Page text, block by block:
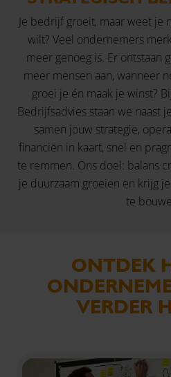
Je bedrijf groeit, maar weet je
wilt? Veel ondernemers
meer genoeg is. Er ontstaan
meer mensen aan, wanneer
groei je én maak je winst?
Bedrijfsadvies staan we naast
samen jouw strategie,
financiën in kaart, snel en
te remmen. Ons doel: balans
je duurzaam groeien en krijg
te
ONTDEK
VERDER